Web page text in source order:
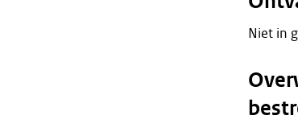
Niet in